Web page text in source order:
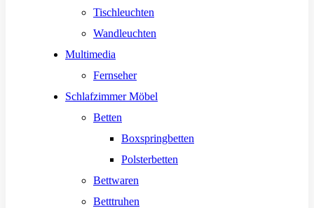
Tischleuchten
Wandleuchten
Multimedia
Fernseher
Schlafzimmer Möbel
Betten
Boxspringbetten
Polsterbetten
Bettwaren
Betttruhen